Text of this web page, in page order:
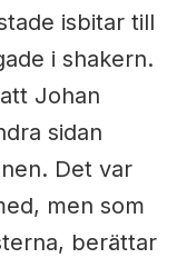
isbitar till
i shakern.
Johan
sidan
Det var
men som
berättar